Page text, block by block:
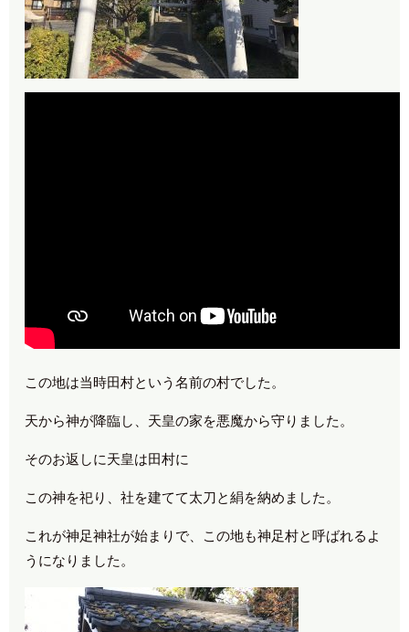
この地は当時田村という名前の村でした。
天から神が降臨し、天皇の家を悪魔から守りました。
そのお返しに天皇は田村に
この神を祀り、社を建てて太刀と絹を納めました。
これが神足神社が始まりで、この地も神足村と呼ばれるよ
うになりました。